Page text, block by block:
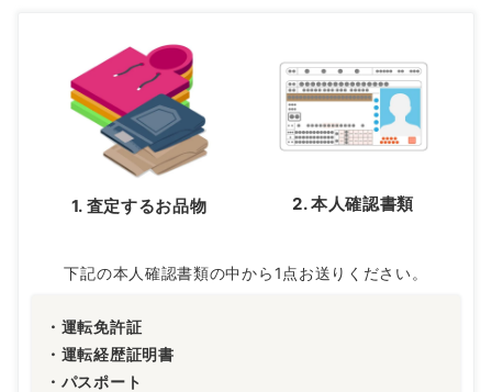
1. 査定するお品物 2. 本人確認書類
下記の本人確認書類の中から1点お送りください。
・運転免許証
・運転経歴証明書
・パスポート